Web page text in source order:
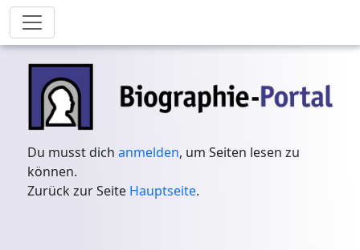
Du musst dichanmelden, um Seiten lesen zu
können.
Zurück zur Seite Hauptseite.